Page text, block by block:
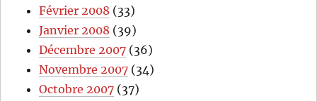
Février 2008 (33)
Janvier 2008 (39)
Décembre 2007 (36)
Novembre 2007 (34)
Octobre 2007 (37)